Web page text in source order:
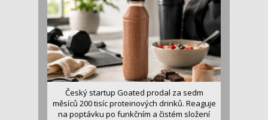
Český startup Goated prodal za sedm
měsíců 200 tisíc proteinových drinků. Reaguje
na poptávku po funkčním a čistém složení